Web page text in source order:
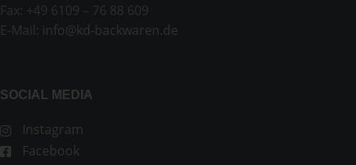
Fax: +49 6109 – 76 88 609
E-Mail: info@kd-backwaren.de
SOCIAL MEDIA
Instagram
Facebook